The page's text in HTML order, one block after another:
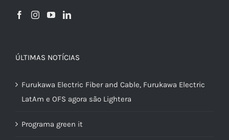
ÚLTIMAS NOTÍCIAS
Furukawa Electric Fiber and Cable, Furukawa Electric
LatAm e OFS agora são Lightera
Programa green it